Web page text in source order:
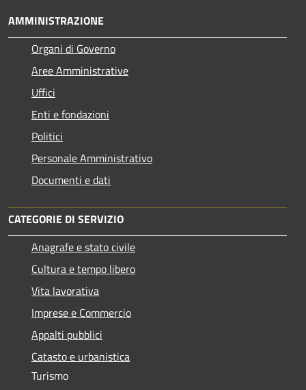
AMMINISTRAZIONE
Organi di Governo
Aree Amministrative
Uffici
Enti e fondazioni
Politici
Personale Amministrativo
Documenti e dati
CATEGORIE DI SERVIZIO
Anagrafe e stato civile
Cultura e tempo libero
Vita lavorativa
Imprese e Commercio
Appalti pubblici
Catasto e urbanistica
Turismo